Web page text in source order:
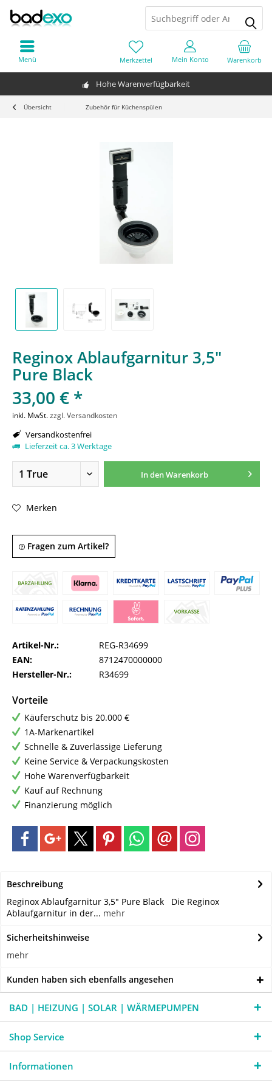
Hohe Warenverfügbarkeit
Warenkorb
Merkzettel Mein Konto
Menü
Übersicht Zubehör für Küchenspülen
Reginox Ablaufgarnitur 3,5"
Pure Black
33,00 € *
inkl. MwSt.zzgl. Versandkosten
Versandkostenfrei
Lieferzeit ca. 3 Werktage
In denWarenkorb
Merken
Fragen zum Artikel?
Artikel-Nr.:
REG-R34699
EAN:
8712470000000
Hersteller-Nr.:
R34699
Vorteile
Käuferschutz bis 20.000 €
1A-Markenartikel
Schnelle & Zuverlässige Lieferung
Keine Service & Verpackungskosten
Hohe Warenverfügbarkeit
Kauf auf Rechnung
Finanzierung möglich
Beschreibung
Reginox Ablaufgarnitur 3,5" Pure Black Die Reginox
Ablaufgarnitur in der... mehr
Sicherheitshinweise
mehr
Kunden haben sich ebenfalls angesehen
BAD | HEIZUNG | SOLAR | WÄRMEPUMPEN
Shop Service
Informationen